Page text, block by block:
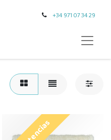
+34 971 07 34 29